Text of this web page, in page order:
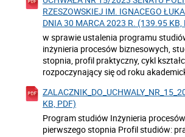
RZESZOWSKIEJ IM. IGNACEGO
DNIA 30 MARCA 2023 R. (139.95 KB,
w sprawie ustalenia programu
inżynieria procesów biznesowych,
stopnia, profil praktyczny, cykl
rozpoczynający się od roku
KB, PDF)
Program studiów Inżynieria
pierwszego stopnia Profil studiów: